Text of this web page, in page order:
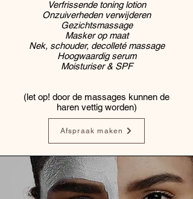
Verfrissende toning lotion
Onzuiverheden verwijderen
Gezichtsmassage
Masker op maat
Nek, schouder, decolleté massage
Hoogwaardig serum
Moisturiser & SPF
(let op! door de massages kunnen de
haren vettig worden)
Afspraak maken